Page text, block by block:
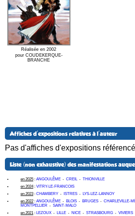
Réalisée en 2002
pour COUDEKERQUE-
BRANCHE
Affiches d'expositions relatives à l'auteur
Pas d'affiches d'expositions
Liste (non exhaustive) des manifestations
en 2025 : ANGOULÊME - CREIL- THIONVILLE
en 2024: VITRY-LE-FRANCOIS
en 2023 : CHAMBERY - ISTRES - LYS-LEZ-LANNOY
en 2022 : ANGOULÊME - BLOIS - BRUGES - CHARLEVILLE-
MONTPELLIER - SAINT-MALO
en 2021 : LEZOUX - LILLE - NICE - STRASBOURG - VIVIERS